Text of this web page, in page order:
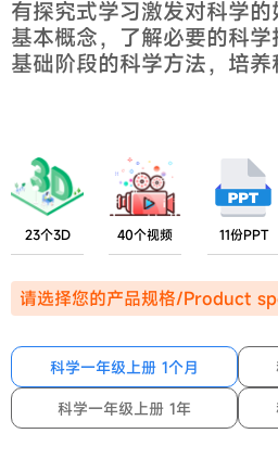
有探究式学习激发对科学
基本概念，了解必要的科
基础阶段的科学方法，培养
23个3D 40个视频 11份PPT
请选择您的产品规格/Product
科学一年级上册 1个月
科学一年级上册 1年